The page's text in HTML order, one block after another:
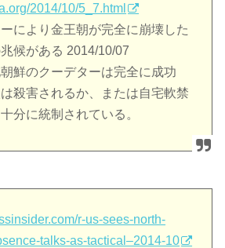
2014/10/5_7.html
により金王朝が完全に崩壊した
候がある 2014/10/07
鮮のクーデターは完全に成功
殺害されるか、または自宅軟禁
分に統制されている。
r-us-sees-north-
talks-as-tactical–2014-10